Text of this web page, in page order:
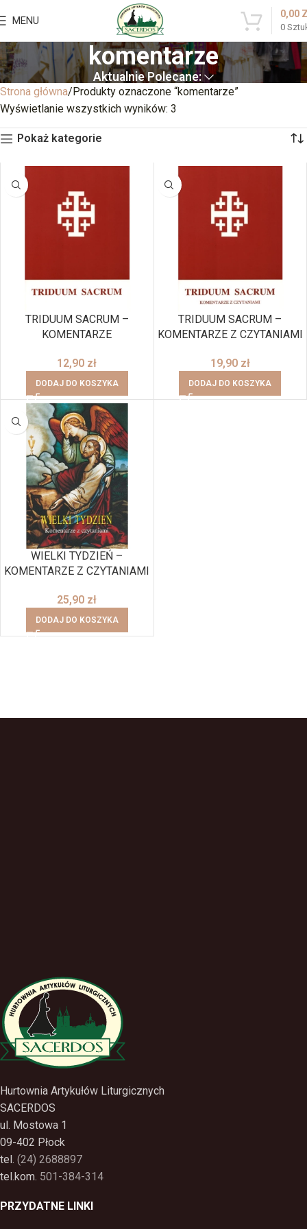
MENU
0
0,00
komentarze
Aktualnie Polecane:
Strona główna Produkty oznaczone “komentarze”
Wyświetlanie wszystkich wyników: 3
Pokaż kategorie
TRIDUUM SACRUM –
KOMENTARZE
12,90 zł
DODAJ DO KOSZYKA
TRIDUUM SACRUM –
KOMENTARZE Z CZYTANIAMI
19,90 zł
DODAJ DO KOSZYKA
WIELKI TYDZIEŃ –
KOMENTARZE Z CZYTANIAMI
25,90 zł
DODAJ DO KOSZYKA
Hurtownia Artykułów Liturgicznych
SACERDOS
ul. Mostowa 1
09-402 Płock
tel. (24) 2688897
tel.kom. 501-384-314
PRZYDATNE LINKI